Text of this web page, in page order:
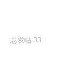
总发帖 33